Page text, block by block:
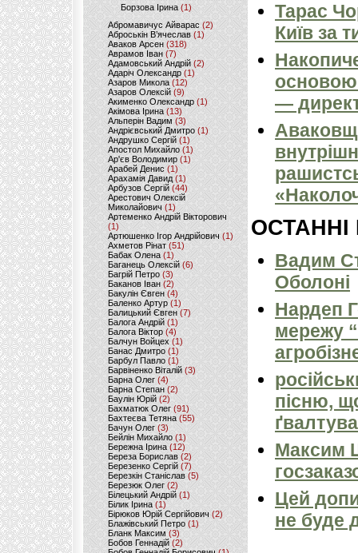
Борзова Ірина(1)
Абромавичус Айварас (2)
Аброськін В’ячеслав(1)
Аваков Арсен (318)
Аврамов Іван (7)
Адамовський Андрій(2)
Адаріч Олександр (1)
Азаров Микола (12)
Азаров Олексій (9)
Акименко Олександр(1)
Акімова Ірина(13)
Альперін Вадим (3)
Андрієвський Дмитро(1)
Андрушко Сергій(1)
Апостол Михайло(1)
Ар'єв Володимир (1)
Арабей Денис(1)
Арахамія Давид (1)
Арбузов Сергій (44)
Арестович Олексій
Миколайович(1)
Артеменко Андрій Вікторович
(1)
Артюшенко Ігор Андрійович(1)
Ахметов Рінат(51)
Бабак Олена(1)
Баганець Олексій(6)
Багрій Петро (3)
Баканов Іван(2)
Бакулін Євген (4)
Баленко Артур(1)
Балицький Євген(7)
Балога Андрій (1)
Балога Віктор (4)
Балчун Войцех (1)
Банас Дмитро (1)
Барбул Павло(1)
Барвіненко Віталій(3)
Барна Олег (4)
Барна Степан (2)
Баулін Юрій (2)
Бахматюк Олег (91)
Бахтеєва Тетяна(55)
Бачун Олег (3)
Бейлін Михайло (1)
Бережна Ірина(12)
Береза Борислав(2)
Березенко Сергій (7)
Березкін Станіслав (5)
Березюк Олег(2)
Білецький Андрій (1)
Білик Ірина (1)
Бірюков Юрій Сергійович (2)
Блажівський Петро (1)
Бланк Максим(3)
Бобов Геннадій (2)
Тарас
Київ за
основою
—
ОСТАННІ
Вадим
Оболоні
Нардеп
мережу
пісню,
Максим
Цей
не буде